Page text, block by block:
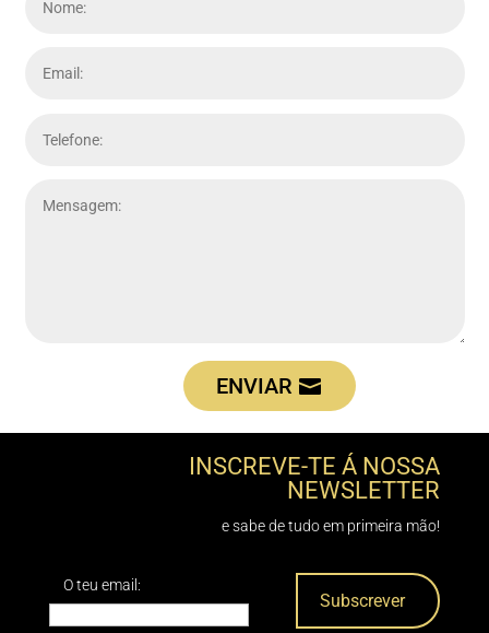
ENVIAR
INSCREVE-TE Á NOSSA
NEWSLETTER
e sabe de tudo em primeira mão!
O teu email: